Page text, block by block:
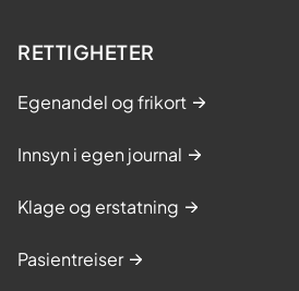
RETTIGHETER
Egenandel og frikort
Innsyn i egen journal
Klage og erstatning
Pasientreiser